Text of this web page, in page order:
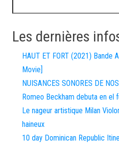
Les dernières
HAUT ET FORT (2021) Bande
Movie]
NUISANCES SONORES DE
Romeo Beckham debuta en el
Le nageur artistique Milan
haineux
10 day Dominican Republic